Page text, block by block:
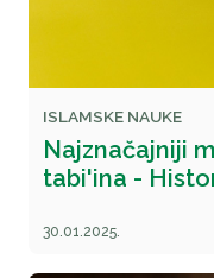
ISLAMSKE NAUKE
Najznačajniji
tabi'ina -
30.01.2025.